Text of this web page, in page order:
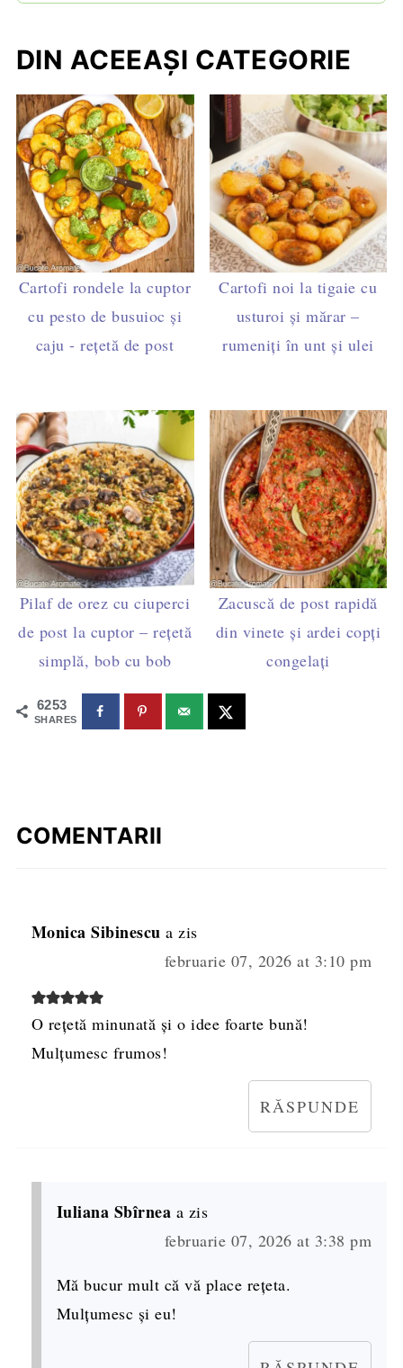
DIN ACEEAȘI CATEGORIE
Cartofi rondele la cuptor
cu pesto de busuioc și
caju - rețetă de post
Cartofi noi la tigaie cu
usturoi și mărar –
rumeniți în unt și ulei
Pilaf de orez cu ciuperci
de post la cuptor – rețetă
simplă, bob cu bob
Zacuscă de post rapidă
din vinete și ardei copți
congelați
6253
SHARES
COMENTARII
Monica Sibinescu a zis
februarie 07, 2026 at 3:10 pm
O rețetă minunată și o idee foarte bună!
Mulțumesc frumos!
RĂSPUNDE
Iuliana Sbîrnea a zis
februarie 07, 2026 at 3:38 pm
Mă bucur mult că vă place rețeta.
Mulțumesc și eu!